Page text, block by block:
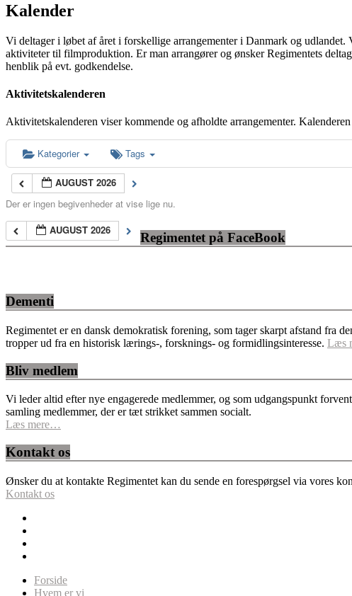
Kalender
Vi deltager i løbet af året i forskellige arrangementer i Danmark og udlandet.
aktiviteter til filmproduktion. Er man arrangører og ønsker Regimentets
henblik på evt. godkendelse.
Aktivitetskalenderen
Aktivitetskalenderen viser kommende og afholdte arrangementer.
Kategorier Tags
AUGUST 2026
Der er ingen begivenheder at vise lige nu.
AUGUST 2026
Regimentet på FaceBook
Dementi
Regimentet er en dansk demokratisk forening, som tager skarpt afstand fra
tropper ud fra en historisk lærings-, forsknings- og formidlingsinteresse. Læs
Bliv medlem
Vi leder altid efter nye engagerede medlemmer, og som udgangspunkt
samling medlemmer, der er tæt strikket sammen socialt.
Læs mere…
Kontakt os
Ønsker du at kontakte Regimentet kan du sende en forespørgsel via vores
Kontakt os
Forside
Hvem er vi